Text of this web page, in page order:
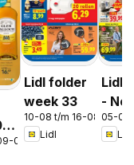
&
08-2026
Lidl folder
week 33
10-08 t/m 16-08-2026
Lidl
Lidl
-
05-08
Lidl